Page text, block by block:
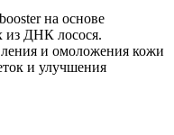
на основе
из ДНК лосося.
и омоложения кожи
и улучшения